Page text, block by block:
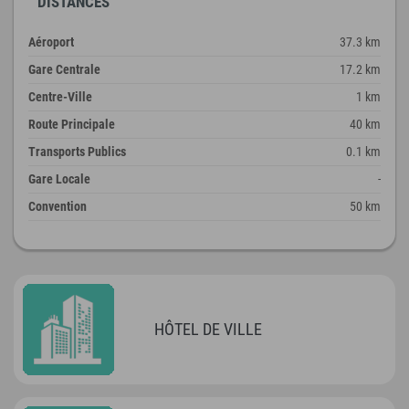
Aéroport
37.3 km
Gare Centrale
17.2 km
Centre-Ville
1 km
Route Principale
40 km
Transports Publics
0.1 km
Gare Locale
-
Convention
50 km
HÔTEL DE VILLE